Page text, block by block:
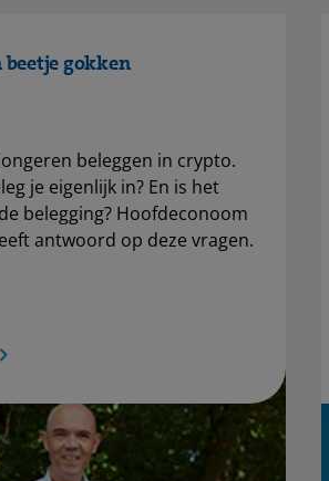
beetje gokken
beleggen in crypto.
je eigenlijk in? En is het
belegging? Hoofdeconoom
antwoord op deze vragen.